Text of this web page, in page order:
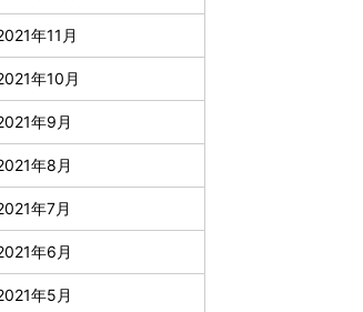
年11月
年10月
年9月
年8月
年7月
年6月
年5月